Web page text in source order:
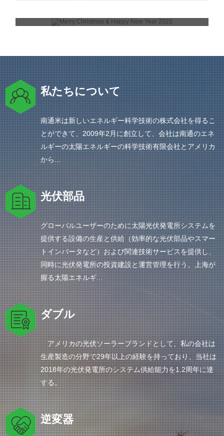
Merry Christmas & Happy New Year 2022
私たちについて
南通米は新しいエネルギー科学技術の株式会社を得るこ
とができて、2009年2月に創立して、会社は南通のエネ
ルギーの太陽エネルギーの科学技術有限会社とアメリカ
から...
光伏部品
グローバルユーザーのために太陽光伏発電所システムを
提供する設備の生産と供給（効率的な光伏部品やスマー
トインバータなど）および関連技術サービスを提供し、
同時に光伏発電所の投資建設と運営管理を行う。上海が
握る太陽エネルギ...
ダブル
アメリカの光伏ソーラーブランドとして、私の会社は
生産製造の分野で29年以上の経験を持っており、当社は
2018年の光伏発電所のシステム供給能力を1.2周年に達
する。
逆変器